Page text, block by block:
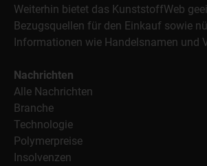
Weiterhin bietet das KunststoffWeb
Bezugsquellen für den Einkauf sowie
Informationen wie Handelsnamen und
Nachrichten
Alle Nachrichten
Branche
Technologie
Polymerpreise
Insolvenzen